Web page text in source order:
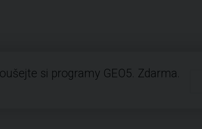
si programy GEO5. Zdarma.